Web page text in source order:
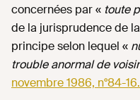
concernées par « toute
de la jurisprudence de
principe selon lequel «
trouble anormal de
novembre 1986, n°84-